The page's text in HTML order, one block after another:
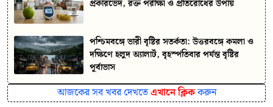
প্রকারভেদ, রক্ত পরীক্ষা ও প্রতিরোধের উপায়
পশ্চিমবঙ্গে ভারী বৃষ্টির সতর্কতা: উত্তরবঙ্গে কমলা ও
দক্ষিণে হলুদ অ্যালার্ট, বৃহস্পতিবার পর্যন্ত বৃষ্টির
পূর্বাভাস
আজকের সব খবর দেখতেএখানে ক্লিককরুন